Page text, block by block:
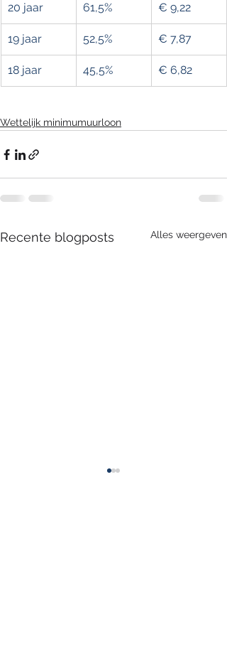
20 jaar 61,5% € 9,22
19 jaar 52,5% € 7,87
18 jaar 45,5% € 6,82
Wettelijk minimumuurloon
Recente blogposts Alles weergeven